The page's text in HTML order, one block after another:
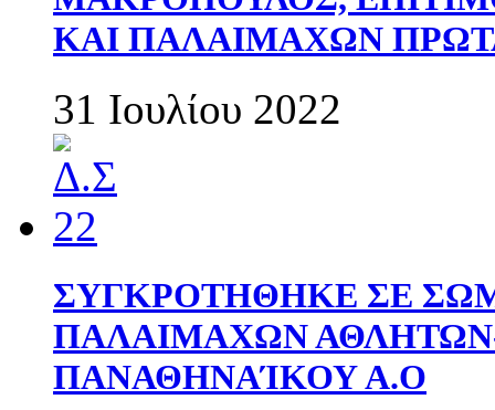
ΚΑΙ ΠΑΛΑΙΜΑΧΩΝ
31 Ιουλίου 2022
ΣΥΓΚΡΟΤΗΘΗΚΕ ΣΕ
ΠΑΛΑΙΜΑΧΩΝ
ΠΑΝΑΘΗΝΑΊΚΟΥ Α.Ο